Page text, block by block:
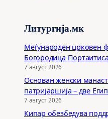
Литургија.мк
Меѓународен црковен
Богородица
7 август 2026
Основан женски
патријаршија – две
7 август 2026
Кипар обезбедува